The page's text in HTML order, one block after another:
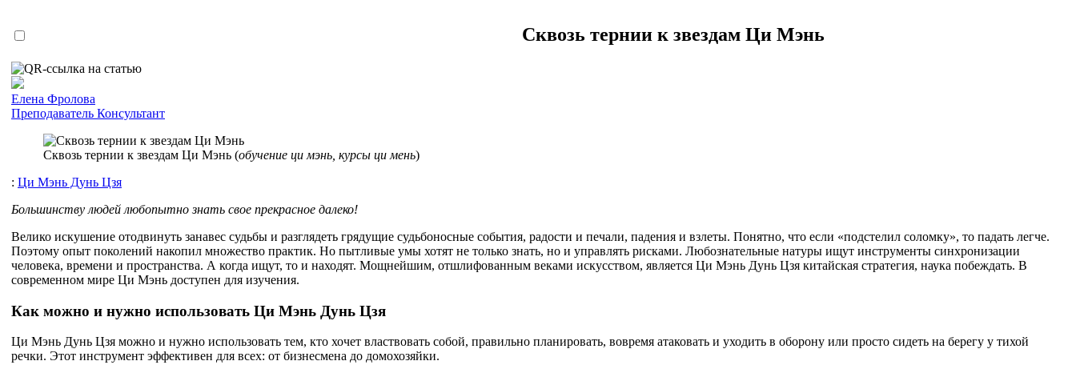
Сквозь тернии к звездам Ци Мэнь
Елена Фролова
Преподаватель Консультант
Сквозь тернии к звездам Ци Мэнь (обучение ци мэнь, курсы ци мень)
: Ци Мэнь Дунь Цзя
Большинству людей любопытно знать свое прекрасное далеко!
Велико искушение отодвинуть занавес судьбы и разглядеть грядущие судьбоносные события, радости и печали, падения и взлеты. Понятно, что если «подстелил соломку», то падать легче.
Поэтому опыт поколений накопил множество практик. Но пытливые умы хотят не только знать, но и управлять рисками. Любознательные натуры ищут инструменты синхронизации
человека, времени и пространства. А когда ищут, то и находят. Мощнейшим, отшлифованным веками искусством, является Ци Мэнь Дунь Цзя китайская стратегия, наука побеждать. В
современном мире Ци Мэнь доступен для изучения.
Как можно и нужно использовать Ци Мэнь Дунь Цзя
Ци Мэнь Дунь Цзя можно и нужно использовать тем, кто хочет властвовать собой, правильно планировать, вовремя атаковать и уходить в оборону или просто сидеть на берегу у тихой
речки. Этот инструмент эффективен для всех: от бизнесмена до домохозяйки.